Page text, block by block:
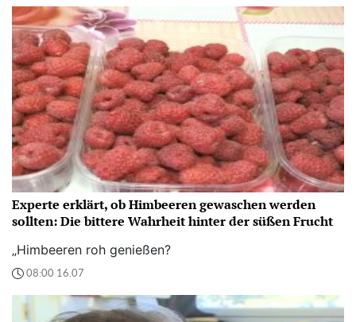
Experte erklärt, ob Himbeeren gewaschen werden
sollten: Die bittere Wahrheit hinter der süßen Frucht
„Himbeeren roh genießen?
08:00 16.07